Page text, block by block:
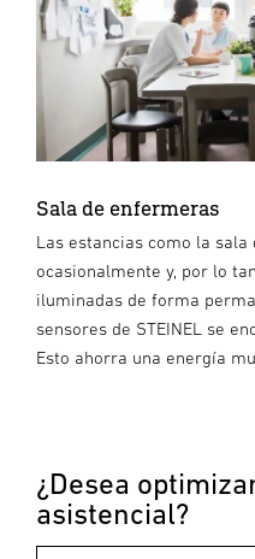
Sala de enfermeras
Las estancias como la
ocasionalmente y, por lo
iluminadas de forma
sensores de STEINEL se
Esto ahorra una energía
¿Desea
asistencial?